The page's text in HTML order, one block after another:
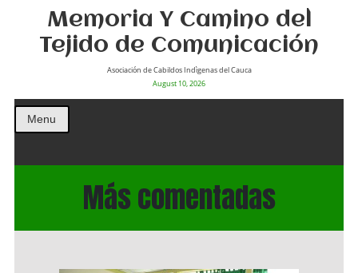
Memoria Y Camino del
Tejido de Comunicación
Asociación de Cabildos Indìgenas del Cauca
August 10, 2026
Menu
Más comentadas